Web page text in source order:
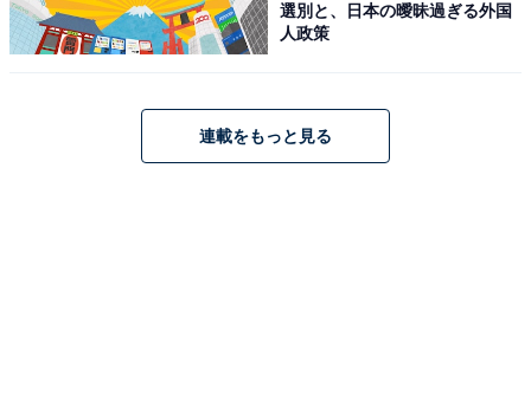
選別と、日本の曖昧過ぎる外国
人政策
連載をもっと見る